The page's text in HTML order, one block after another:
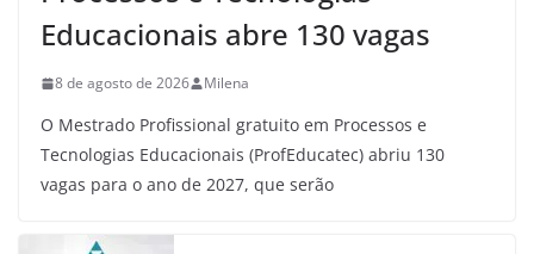
Educacionais abre 130 vagas
8 de agosto de 2026 Milena
O Mestrado Profissional gratuito em Processos e
Tecnologias Educacionais (ProfEducatec) abriu 130
vagas para o ano de 2027, que serão